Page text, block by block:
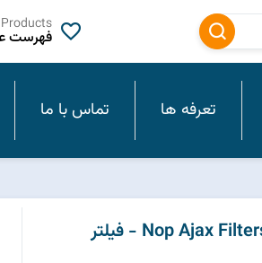
Products
فهرست
تعرفه ها تماس با ما
پلاگین Nop Ajax Filters Pro - فیلتر